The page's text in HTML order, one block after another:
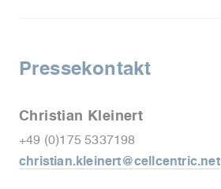
Pressekontakt
Christian Kleinert
+49 (0)175 5337198
christian.kleinert@cellcentric.net